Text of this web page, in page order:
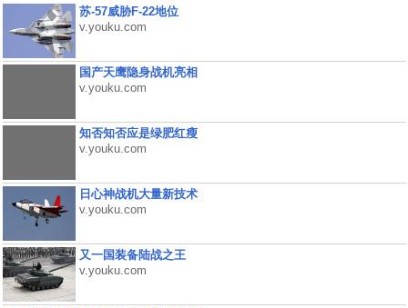
苏-57威胁F-22地位
v.youku.com
国产天鹰隐身战机亮相
v.youku.com
知否知否应是绿肥红瘦
v.youku.com
日心神战机大量新技术
v.youku.com
又一国装备陆战之王
v.youku.com